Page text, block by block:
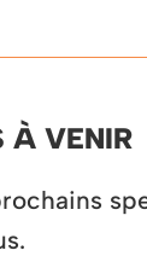
À VENIR